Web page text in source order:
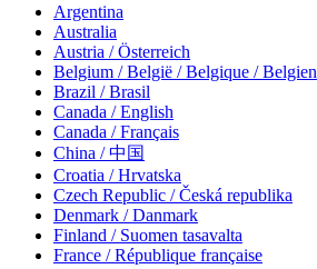
Argentina
Australia
Austria / Österreich
Belgium / België / Belgique / Belgien
Brazil / Brasil
Canada / English
Canada / Français
China / 中国
Croatia / Hrvatska
Czech Republic / Česká republika
Denmark / Danmark
Finland / Suomen tasavalta
France / République française